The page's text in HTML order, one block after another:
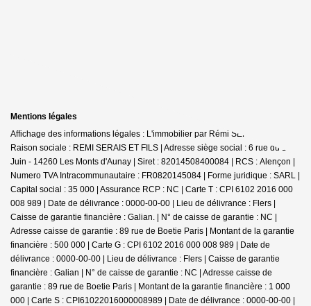
Mentions légales
Affichage des informations légales : L'immobilier par Rémi SERAIS - Aunay |
Raison sociale : REMI SERAIS ET FILS | Adresse siège social : 6 rue du 12
Juin - 14260 Les Monts d'Aunay | Siret : 82014508400084 | RCS : Alençon |
Numero TVA Intracommunautaire : FR0820145084 | Forme juridique : SARL |
Capital social : 35 000 | Assurance RCP : NC | Carte T : CPI 6102 2016 000
008 989 | Date de délivrance : 0000-00-00 | Lieu de délivrance : Flers |
Caisse de garantie financière : Galian. | N° de caisse de garantie : NC |
Adresse caisse de garantie : 89 rue de Boetie Paris | Montant de la garantie
financière : 500 000 | Carte G : CPI 6102 2016 000 008 989 | Date de
délivrance : 0000-00-00 | Lieu de délivrance : Flers | Caisse de garantie
financière : Galian | N° de caisse de garantie : NC | Adresse caisse de
garantie : 89 rue de Boetie Paris | Montant de la garantie financière : 1 000
000 | Carte S : CPI61022016000008989 | Date de délivrance : 0000-00-00 |